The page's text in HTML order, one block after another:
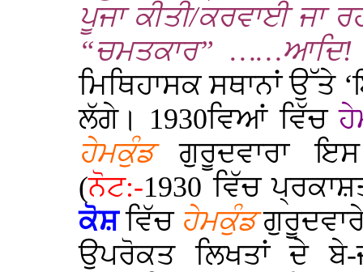
ਪੂਜਾ ਕੀਤੀ/ਕਰਵਾਈ ਜਾ
“ਚਮਤਕਾਰ”
ਮਿਥਿਹਾਸਕ ਸਥਾਨਾਂ ਉੱਤੇ
ਲੱਗੇ। 1930ਵਿਆਂ ਵਿੱਚ
ਹੇਮਕੁੰਡਗੁਰੂਦਵਾਰਾ
(ਨੋਟ:-1930 ਵਿੱਚ
ਕੋਸ਼ਵਿੱਚ ਹੇਮਕੁੰਡ
ਉਪਰੋਕਤ ਲਿਖਤਾਂ ਦੇ ਬੇ-